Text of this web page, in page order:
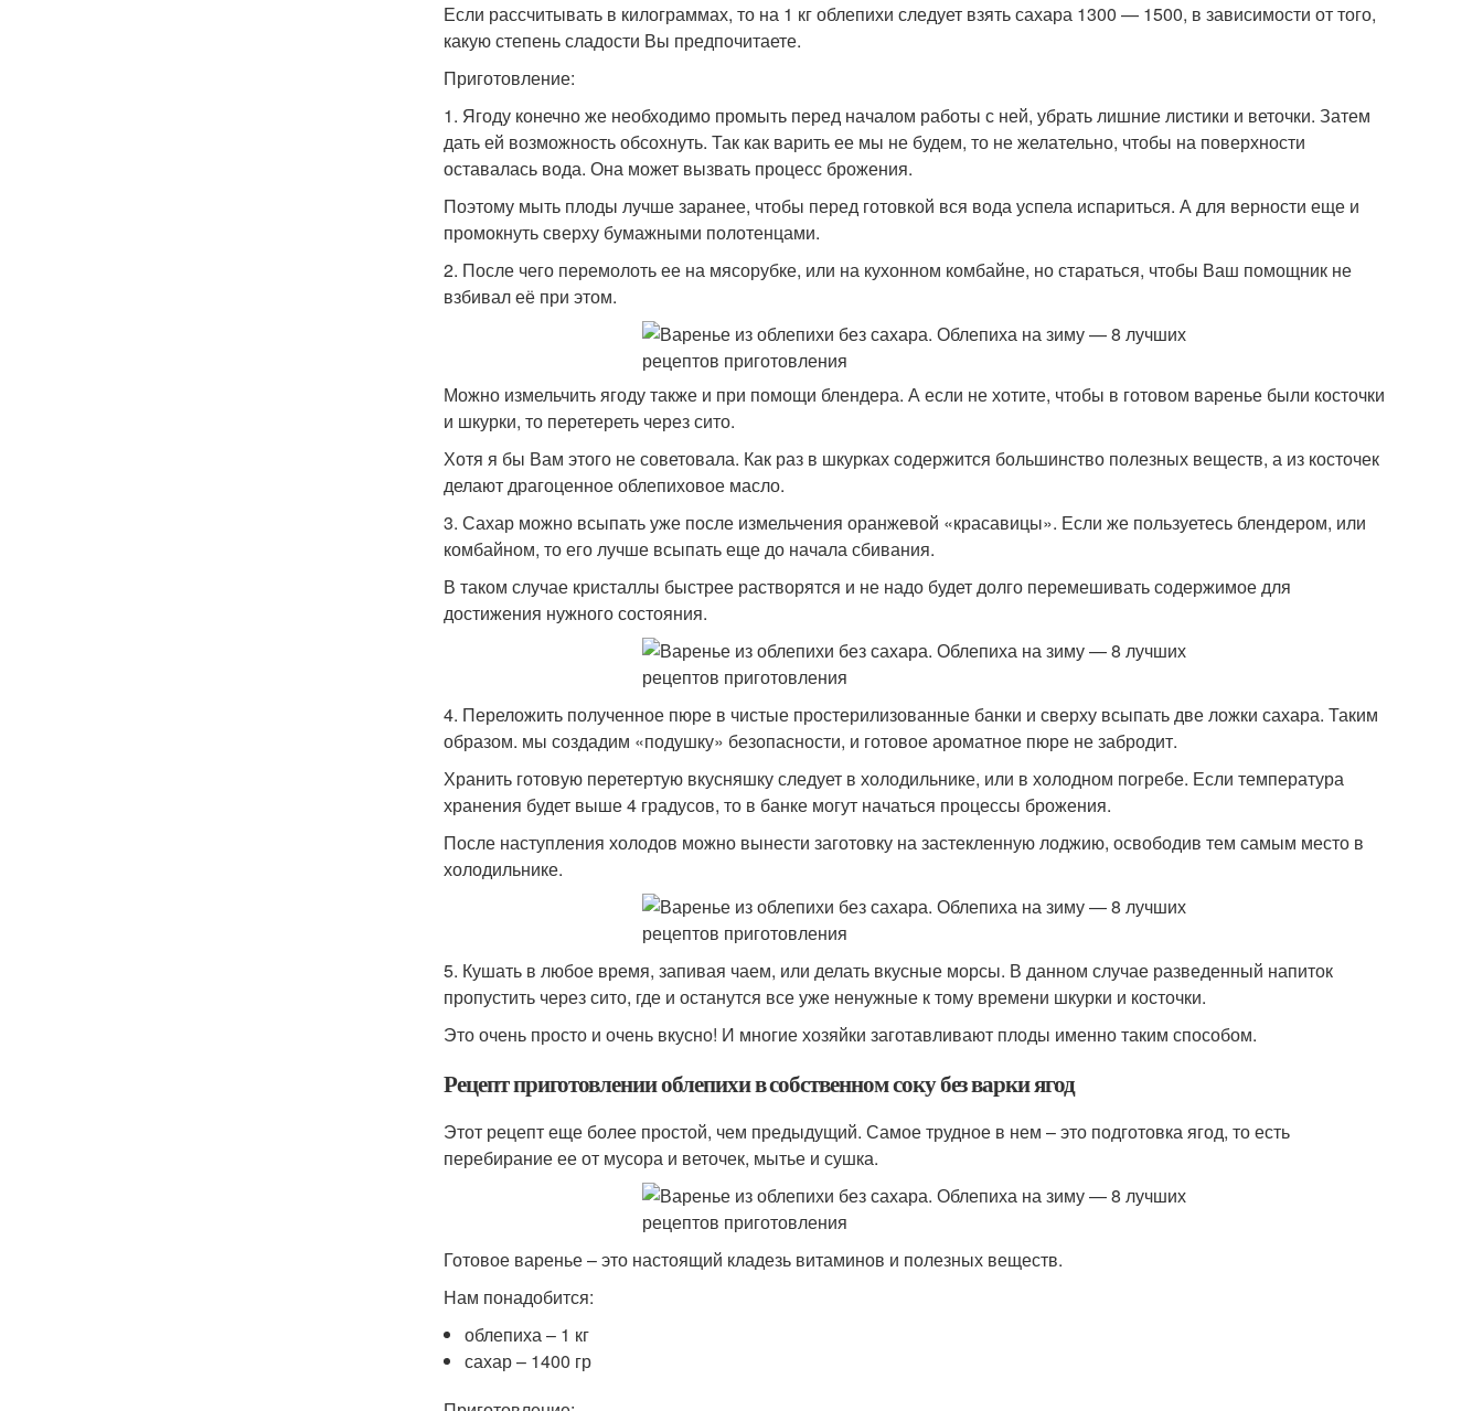
Если рассчитывать в килограммах, то на 1 кг облепихи следует взять сахара 1300 — 1500, в зависимости от того,
какую степень сладости Вы предпочитаете.
Приготовление:
1. Ягоду конечно же необходимо промыть перед началом работы с ней, убрать лишние листики и веточки. Затем
дать ей возможность обсохнуть. Так как варить ее мы не будем, то не желательно, чтобы на поверхности
оставалась вода. Она может вызвать процесс брожения.
Поэтому мыть плоды лучше заранее, чтобы перед готовкой вся вода успела испариться. А для верности еще и
промокнуть сверху бумажными полотенцами.
2. После чего перемолоть ее на мясорубке, или на кухонном комбайне, но стараться, чтобы Ваш помощник не
взбивал её при этом.
Можно измельчить ягоду также и при помощи блендера. А если не хотите, чтобы в готовом варенье были косточки
и шкурки, то перетереть через сито.
Хотя я бы Вам этого не советовала. Как раз в шкурках содержится большинство полезных веществ, а из косточек
делают драгоценное облепиховое масло.
3. Сахар можно всыпать уже после измельчения оранжевой «красавицы». Если же пользуетесь блендером, или
комбайном, то его лучше всыпать еще до начала сбивания.
В таком случае кристаллы быстрее растворятся и не надо будет долго перемешивать содержимое для
достижения нужного состояния.
4. Переложить полученное пюре в чистые простерилизованные банки и сверху всыпать две ложки сахара. Таким
образом. мы создадим «подушку» безопасности, и готовое ароматное пюре не забродит.
Хранить готовую перетертую вкусняшку следует в холодильнике, или в холодном погребе. Если температура
хранения будет выше 4 градусов, то в банке могут начаться процессы брожения.
После наступления холодов можно вынести заготовку на застекленную лоджию, освободив тем самым место в
холодильнике.
5. Кушать в любое время, запивая чаем, или делать вкусные морсы. В данном случае разведенный напиток
пропустить через сито, где и останутся все уже ненужные к тому времени шкурки и косточки.
Это очень просто и очень вкусно! И многие хозяйки заготавливают плоды именно таким способом.
Рецепт приготовлении облепихи в собственном соку без варки ягод
Этот рецепт еще более простой, чем предыдущий. Самое трудное в нем – это подготовка ягод, то есть
перебирание ее от мусора и веточек, мытье и сушка.
Готовое варенье – это настоящий кладезь витаминов и полезных веществ.
Нам понадобится:
облепиха – 1 кг
сахар – 1400 гр